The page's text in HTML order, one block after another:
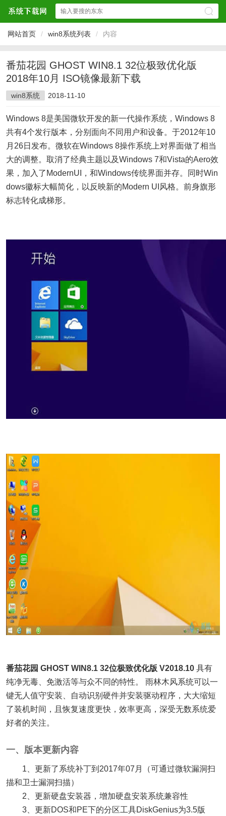
网站首页 / win8系统列表 / 内容
番茄花园 GHOST WIN8.1 32位极致优化版
2018年10月 ISO镜像最新下载
win8系统 2018-11-10
Windows 8是美国微软开发的新一代操作系统，Windows 8
共有4个发行版本，分别面向不同用户和设备。于2012年10
月26日发布。微软在Windows 8操作系统上对界面做了相当
大的调整。取消了经典主题以及Windows 7和Vista的Aero效
果，加入了ModernUI，和Windows传统界面并存。同时Win
dows徽标大幅简化，以反映新的Modern UI风格。前身旗形
标志转化成梯形。
番茄花园 GHOST WIN8.1 32位极致优化版 V2018.10 具有
纯净无毒、免激活等与众不同的特性。 雨林木风系统可以一
键无人值守安装、自动识别硬件并安装驱动程序，大大缩短
了装机时间，且恢复速度更快，效率更高，深受无数系统爱
好者的关注。
一、版本更新内容
1、更新了系统补丁到2017年07月（可通过微软漏洞扫
描和卫士漏洞扫描）
2、更新硬盘安装器，增加硬盘安装系统兼容性
3、更新DOS和PE下的分区工具DiskGenius为3.5版